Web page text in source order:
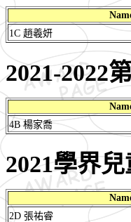
1C 趙羲妍
2021-2022
4B 楊家喬
2021學界
2D 張祐睿